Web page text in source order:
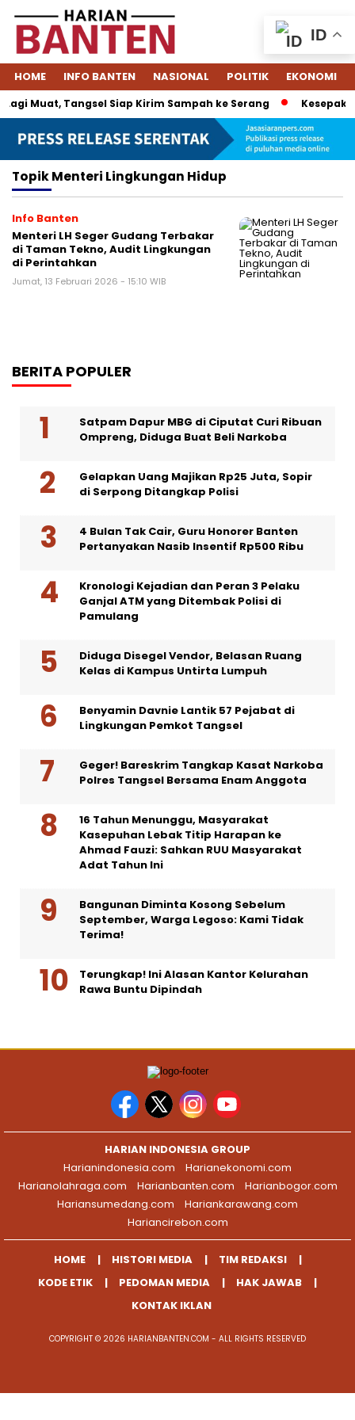
HOME INFO BANTEN NASIONAL POLITIK EKONOMI
Muat, Tangsel Siap Kirim Sampah ke Serang
TopikMenteri Lingkungan Hidup
Info Banten
Menteri LH Seger Gudang Terbakar
di Taman Tekno, Audit Lingkungan
di Perintahkan
Jumat, 13 Februari 2026 - 15:10 WIB
BERITA POPULER
Satpam Dapur MBG di Ciputat Curi Ribuan
Ompreng, Diduga Buat Beli Narkoba
Gelapkan Uang Majikan Rp25 Juta, Sopir
di Serpong Ditangkap Polisi
4 Bulan Tak Cair, Guru Honorer Banten
Pertanyakan Nasib Insentif Rp500 Ribu
Kronologi Kejadian dan Peran 3 Pelaku
Ganjal ATM yang Ditembak Polisi di
Pamulang
Diduga Disegel Vendor, Belasan Ruang
Kelas di Kampus Untirta Lumpuh
Benyamin Davnie Lantik 57 Pejabat di
Lingkungan Pemkot Tangsel
Geger! Bareskrim Tangkap Kasat Narkoba
Polres Tangsel Bersama Enam Anggota
16 Tahun Menunggu, Masyarakat
Kasepuhan Lebak Titip Harapan ke
Ahmad Fauzi: Sahkan RUU Masyarakat
Adat Tahun Ini
Bangunan Diminta Kosong Sebelum
September, Warga Legoso: Kami Tidak
Terima!
Terungkap! Ini Alasan Kantor Kelurahan
Rawa Buntu Dipindah
ID
HARIAN INDONESIA GROUP
Harianindonesia.com
Harianekonomi.com
Harianolahraga.com
Harianbanten.com
Harianbogor.com
Hariansumedang.com
Hariankarawang.com
Hariancirebon.com
HOME HISTORI MEDIA
TIM REDAKSI
KODE ETIK
PEDOMAN MEDIA
HAK JAWAB
KONTAK IKLAN
COPYRIGHT © 2026 HARIANBANTEN.COM - ALL RIGHTS RESERVED